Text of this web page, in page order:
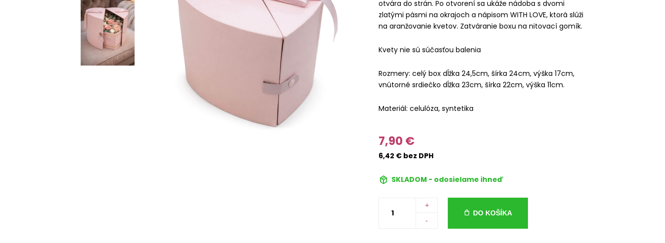
otvára do strán. Po otvorení sa ukáže nádoba s dvomi
zlatými pásmi na okrajoch a nápisom WITH LOVE, ktorá slúži
na aranžovanie kvetov. Zatváranie boxu na nitovací gomík.
Kvety nie sú súčasťou balenia
Rozmery: celý box dĺžka 24,5cm, šírka 24cm, výška 17cm,
vnútorné srdiečko dĺžka 23cm, šírka 22cm, výška 11cm.
Materiál: celulóza, syntetika
7,90 €
6,42 € bez DPH
SKLADOM - odosielame ihneď
+
-
DO KOŠÍKA